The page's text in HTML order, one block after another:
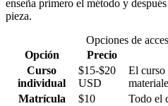
enseña primero el método y
pieza.
Opciones de
Opción
Precio
Curso
individual
$15-$20
USD
El curso
Matrícula
$10
Todo el